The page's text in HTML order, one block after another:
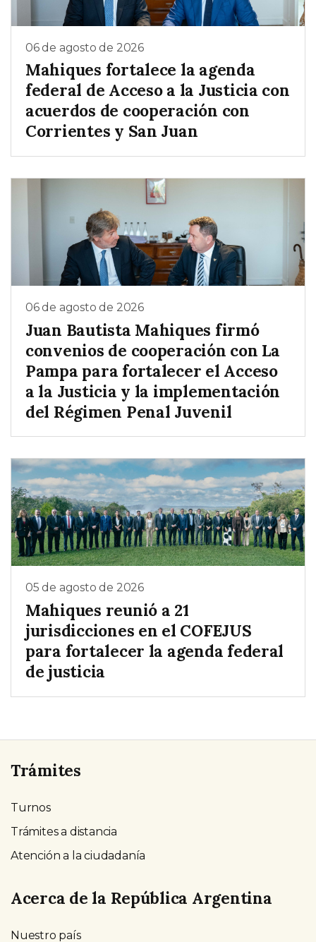
06 de agosto de 2026
Mahiques fortalece la agenda
federal de Acceso a la Justicia con
acuerdos de cooperación con
Corrientes y San Juan
06 de agosto de 2026
Juan Bautista Mahiques firmó
convenios de cooperación con La
Pampa para fortalecer el Acceso
a la Justicia y la implementación
del Régimen Penal Juvenil
05 de agosto de 2026
Mahiques reunió a 21
jurisdicciones en el COFEJUS
para fortalecer la agenda federal
de justicia
Trámites
Turnos
Trámites a distancia
Atención a la ciudadanía
Acerca de la República Argentina
Nuestro país